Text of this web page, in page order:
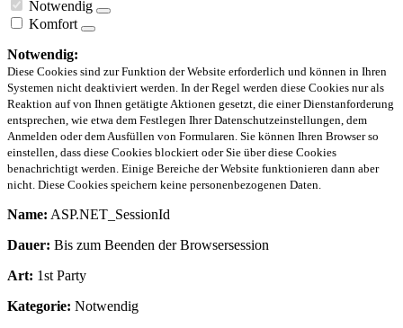
Notwendig
Komfort
Notwendig:
Diese Cookies sind zur Funktion der Website erforderlich und können in Ihren
Systemen nicht deaktiviert werden. In der Regel werden diese Cookies nur als
Reaktion auf von Ihnen getätigte Aktionen gesetzt, die einer Dienstanforderung
entsprechen, wie etwa dem Festlegen Ihrer Datenschutzeinstellungen, dem
Anmelden oder dem Ausfüllen von Formularen. Sie können Ihren Browser so
einstellen, dass diese Cookies blockiert oder Sie über diese Cookies
benachrichtigt werden. Einige Bereiche der Website funktionieren dann aber
nicht. Diese Cookies speichern keine personenbezogenen Daten.
Name: ASP.NET_SessionId
Dauer: Bis zum Beenden der Browsersession
Art: 1st Party
Kategorie: Notwendig